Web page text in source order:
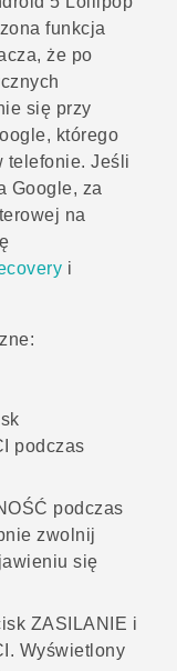
funkcja
że po
się przy
, którego
telefonie. Jeśli
Google, za
na
i
podczas
podczas
zwolnij
się
ZASILANIE i
. Wyświetlony